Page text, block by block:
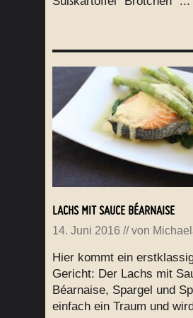
LACHS MIT SAUCE BÉARNAISE
14. Juni 2016 // von
Hier kommt ein
Gericht: Der Lachs mit
Béarnaise, Spargel und
einfach ein Traum und